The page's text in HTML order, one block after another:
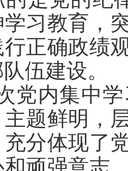
学习教育，
行正确政绩
伍建设。
党内集中
主题鲜明，
充分体现了